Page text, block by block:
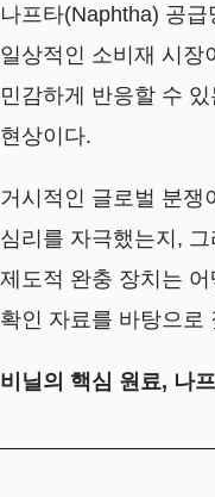
나프타(Naphtha) 공
일상적인 소비재 시장
민감하게 반응할 수
현상이다.
거시적인 글로벌 분쟁
심리를 자극했는지,
제도적 완충 장치는
확인 자료를 바탕으로
비닐의 핵심 원료, 나